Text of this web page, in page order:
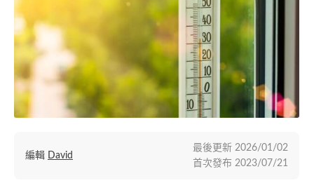
編輯 David
最後更新 2026/01/02
首次發布 2023/07/21